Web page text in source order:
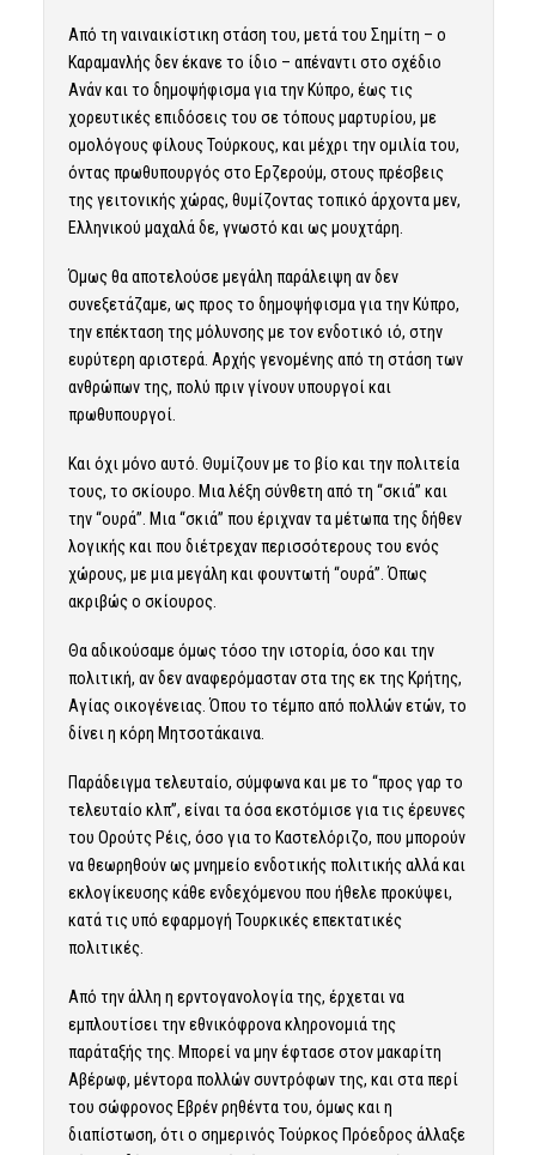
Από τη ναιναικίστικη στάση του, μετά του Σημίτη – ο
Καραμανλής δεν έκανε το ίδιο – απέναντι στο σχέδιο
Ανάν και το δημοψήφισμα για την Κύπρο, έως τις
χορευτικές επιδόσεις του σε τόπους μαρτυρίου, με
ομολόγους φίλους Τούρκους, και μέχρι την ομιλία του,
όντας πρωθυπουργός στο Ερζερούμ, στους πρέσβεις
της γειτονικής χώρας, θυμίζοντας τοπικό άρχοντα μεν,
Ελληνικού μαχαλά δε, γνωστό και ως μουχτάρη.
Όμως θα αποτελούσε μεγάλη παράλειψη αν δεν
συνεξετάζαμε, ως προς το δημοψήφισμα για την Κύπρο,
την επέκταση της μόλυνσης με τον ενδοτικό ιό, στην
ευρύτερη αριστερά. Αρχής γενομένης από τη στάση των
ανθρώπων της, πολύ πριν γίνουν υπουργοί και
πρωθυπουργοί.
Και όχι μόνο αυτό. Θυμίζουν με το βίο και την πολιτεία
τους, το σκίουρο. Μια λέξη σύνθετη από τη “σκιά” και
την “ουρά”. Μια “σκιά” που έριχναν τα μέτωπα της δήθεν
λογικής και που διέτρεχαν περισσότερους του ενός
χώρους, με μια μεγάλη και φουντωτή “ουρά”. Όπως
ακριβώς ο σκίουρος.
Θα αδικούσαμε όμως τόσο την ιστορία, όσο και την
πολιτική, αν δεν αναφερόμασταν στα της εκ της Κρήτης,
Αγίας οικογένειας. Όπου το τέμπο από πολλών ετών, το
δίνει η κόρη Μητσοτάκαινα.
Παράδειγμα τελευταίο, σύμφωνα και με το “προς γαρ το
τελευταίο κλπ”, είναι τα όσα εκστόμισε για τις έρευνες
του Ορούτς Ρέις, όσο για το Καστελόριζο, που μπορούν
να θεωρηθούν ως μνημείο ενδοτικής πολιτικής αλλά και
εκλογίκευσης κάθε ενδεχόμενου που ήθελε προκύψει,
κατά τις υπό εφαρμογή Τουρκικές επεκτατικές
πολιτικές.
Από την άλλη η ερντογανολογία της, έρχεται να
εμπλουτίσει την εθνικόφρονα κληρονομιά της
παράταξής της. Μπορεί να μην έφτασε στον μακαρίτη
Αβέρωφ, μέντορα πολλών συντρόφων της, και στα περί
του σώφρονος Εβρέν ρηθέντα του, όμως και η
διαπίστωση, ότι ο σημερινός Τούρκος Πρόεδρος άλλαξε